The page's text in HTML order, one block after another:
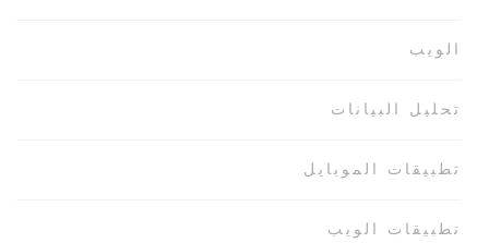
الويب
تحليل البيانات
تطبيقات الموبايل
تطبيقات الويب